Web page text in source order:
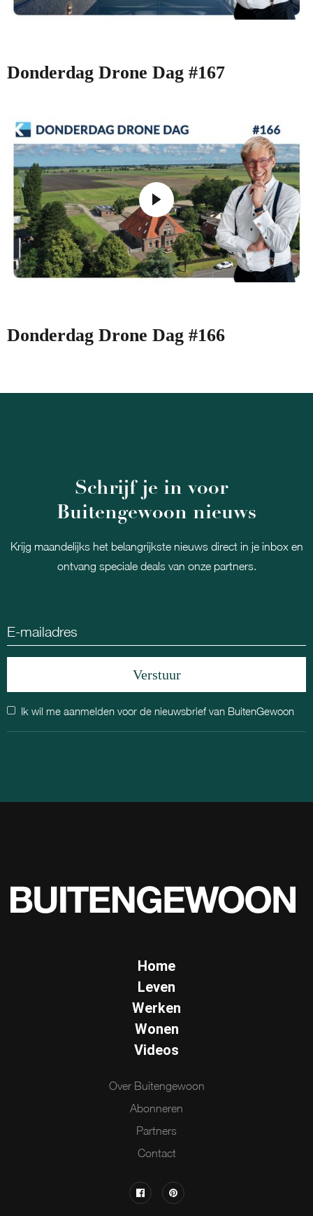
Donderdag Drone Dag #167
Donderdag Drone Dag #166
Schrijf je in voor
Buitengewoon nieuws
Krijg maandelijks het belangrijkste nieuws direct in je inbox en
ontvang speciale deals van onze partners.
Ik wil me aanmelden voor de nieuwsbrief van BuitenGewoon
Home
Leven
Werken
Wonen
Videos
Over Buitengewoon
Abonneren
Partners
Contact